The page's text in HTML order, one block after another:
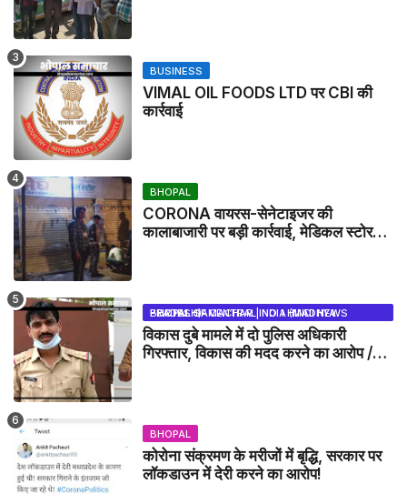
BUSINESS
VIMAL OIL FOODS LTD पर CBI की
कार्रवाई
BHOPAL
CORONA वायरस-सेनेटाइजर की
कालाबाजारी पर बड़ी कार्रवाई, मेडिकल स्टोर
BHOPAL SAMACHAR | NO 1 HINDI NEWS PORTAL OF CENTRAL INDIA (MADHYA PRADESH)
विकास दुबे मामले में दो पुलिस अधिकारी
गिरफ्तार, विकास की मदद करने का आरोप /
BHOPAL
कोरोना संक्रमण के मरीजों में बृद्धि, सरकार पर
लॉकडाउन में देरी करने का आरोप!